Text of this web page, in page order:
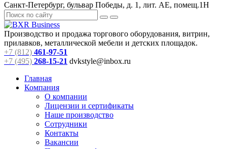
Санкт-Петербург, бульвар Победы, д. 1, лит. АЕ, помещ.1Н
Производство и продажа торгового оборудования, витрин,
прилавков, металлической мебели и детских площадок.
+7 (812) 461-97-51
+7 (495) 268-15-21 dvkstyle@inbox.ru
Главная
Компания
О компании
Лицензии и сертификаты
Наше производство
Сотрудники
Контакты
Вакансии